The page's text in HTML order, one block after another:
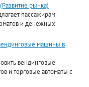
рынка)
пассажирам
и денежных
машины в
вендинговые
и торговые автоматы с